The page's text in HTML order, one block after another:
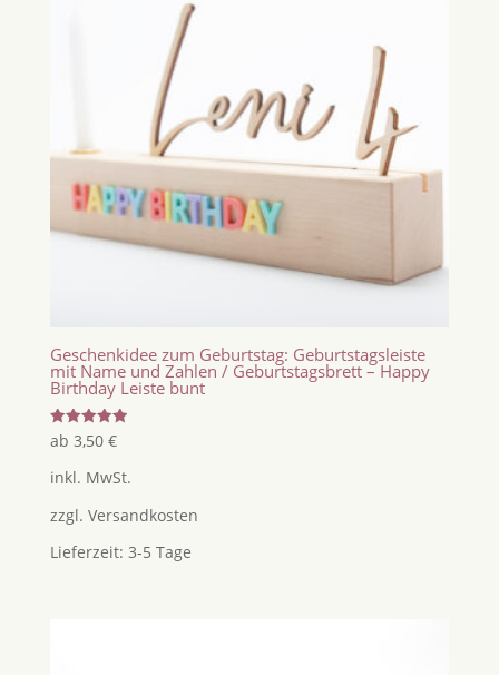
Geschenkidee zum Geburtstag: Geburtstagsleiste
mit Name und Zahlen / Geburtstagsbrett – Happy
Birthday Leiste bunt
Bewertet
mit
von 5
ab 3,50 €
inkl. MwSt.
zzgl. Versandkosten
Lieferzeit: 3-5 Tage